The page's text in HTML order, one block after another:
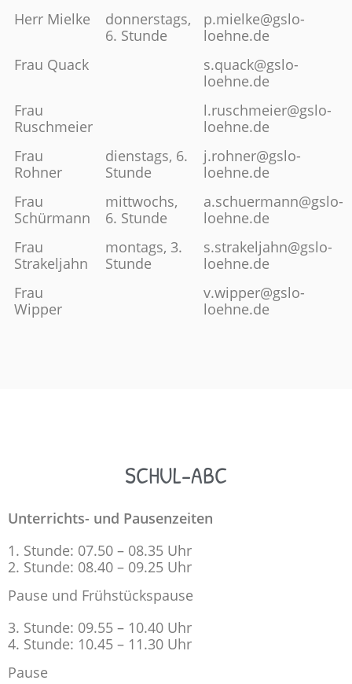
Herr Mielke
donnerstags,
6. Stunde
p.mielke@gslo-
loehne.de
Frau Quack
s.quack@gslo-
loehne.de
Frau
Ruschmeier
l.ruschmeier@gslo-
loehne.de
Frau
Rohner
dienstags, 6.
Stunde
j.rohner@gslo-
loehne.de
Frau
Schürmann
mittwochs,
6. Stunde
a.schuermann@gslo-
loehne.de
Frau
Strakeljahn
montags, 3.
Stunde
s.strakeljahn@gslo-
loehne.de
Frau
Wipper
v.wipper@gslo-
loehne.de
SCHUL-ABC
Unterrichts- und Pausenzeiten
Stunde: 07.50 – 08.35 Uhr
Stunde: 08.40 – 09.25 Uhr
Pause und Frühstückspause
Stunde: 09.55 – 10.40 Uhr
Stunde: 10.45 – 11.30 Uhr
Pause